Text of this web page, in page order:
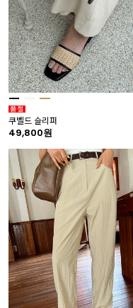
쿠벨드 슬리퍼
49,800원